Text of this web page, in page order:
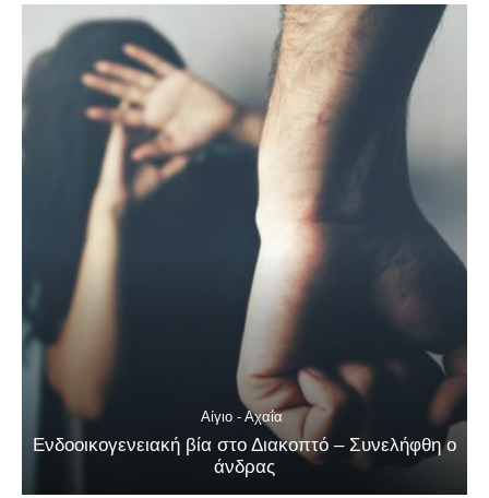
Αίγιο - Αχαΐα
Ενδοοικογενειακή βία στο Διακοπτό – Συνελήφθη ο
άνδρας